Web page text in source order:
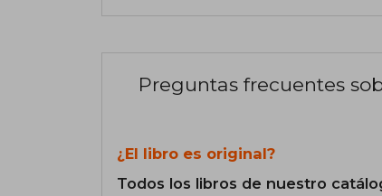
Preguntas frecuentes
¿El libro es original?
Todos los libros de nuestro